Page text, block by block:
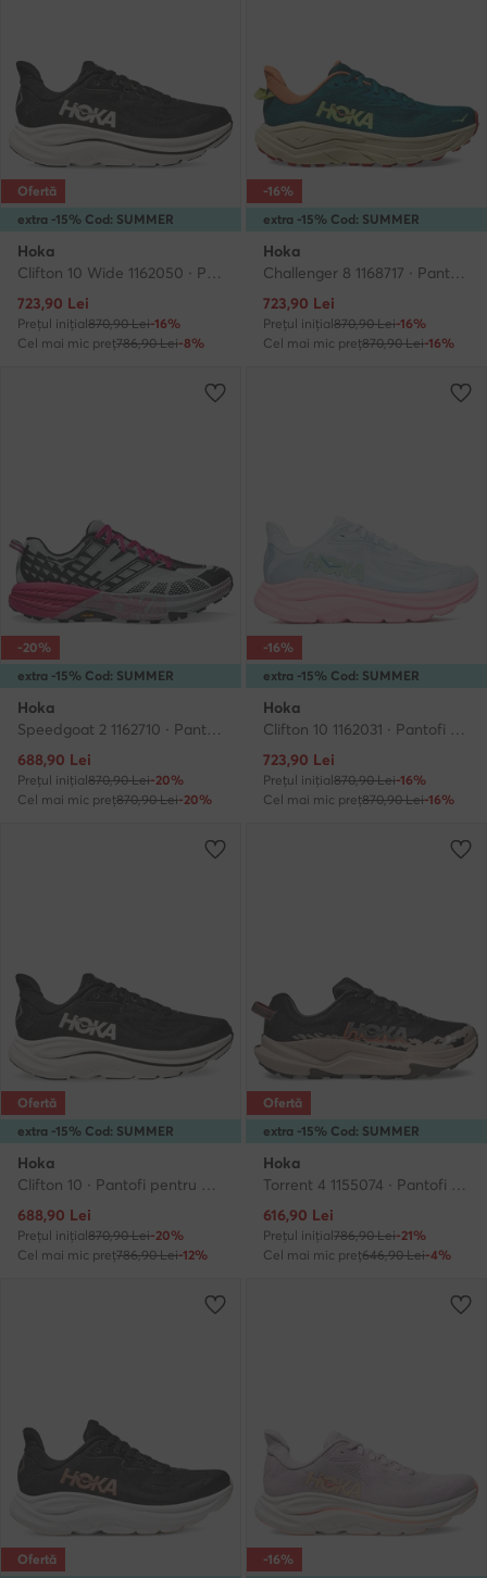
extra -15% Cod: SUMMER
Ofertă
Hoka
Clifton 10 Wide 1162050 · Pantofi pentru alergare
Prețul actual
723,90 Lei
Prețul inițial870,90 Lei-16%
Cel mai mic preț786,90 Lei-8%
extra -15% Cod: SUMMER
-16%
Hoka
Challenger 8 1168717 · Pantofi pentru alergare
Prețul actual
723,90 Lei
Prețul inițial870,90 Lei-16%
Cel mai mic preț870,90 Lei-16%
extra -15% Cod: SUMMER
-20%
Hoka
Speedgoat 2 1162710 · Pantofi pentru alergare
Prețul actual
688,90 Lei
Prețul inițial870,90 Lei-20%
Cel mai mic preț870,90 Lei-20%
extra -15% Cod: SUMMER
-16%
Hoka
Clifton 10 1162031 · Pantofi pentru alergare
Prețul actual
723,90 Lei
Prețul inițial870,90 Lei-16%
Cel mai mic preț870,90 Lei-16%
extra -15% Cod: SUMMER
Ofertă
Hoka
Clifton 10 · Pantofi pentru alergare
Prețul actual
688,90 Lei
Prețul inițial870,90 Lei-20%
Cel mai mic preț786,90 Lei-12%
extra -15% Cod: SUMMER
Ofertă
Hoka
Torrent 4 1155074 · Pantofi pentru alergare
Prețul actual
616,90 Lei
Prețul inițial786,90 Lei-21%
Cel mai mic preț646,90 Lei-4%
Ofertă -16%